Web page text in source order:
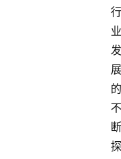
行
业
发
展
的
不
断
探